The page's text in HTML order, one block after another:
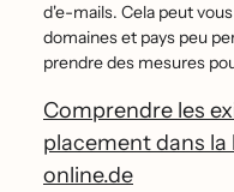
d'e-mails. Cela peut
domaines et pays peu
prendre des mesures
Comprendre les
placement dans
online.de